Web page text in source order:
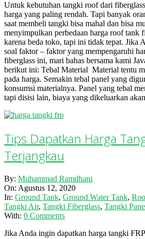
Untuk kebutuhan tangki roof dari
harga yang paling rendah. Tapi banyak
saat membeli tangki bisa mahal dan bisa
menyimpulkan perbedaan harga roof tank
karena beda toko, tapi ini tidak tepat. Jika
soal faktor – faktor yang mempengaruhi
fiberglass ini, mari bahas bersama kami
berikut ini: Tebal Material Material tentu
pada harga. Semakin tebal panel yang
konsumsi materialnya. Panel yang tebal
tapi disisi lain, biaya yang dikeluarkan
Tips Dapatkan Harga
Terjangkau
2020-
08-
12
By: Muhammad Ramdhani
On: Agustus 12, 2020
In: Ground Tank, Ground Water Tank,
Tangki Air, Tangki Fiberglass, Tangki
With: 0 Comments
Jika Anda ingin dapatkan harga tangki